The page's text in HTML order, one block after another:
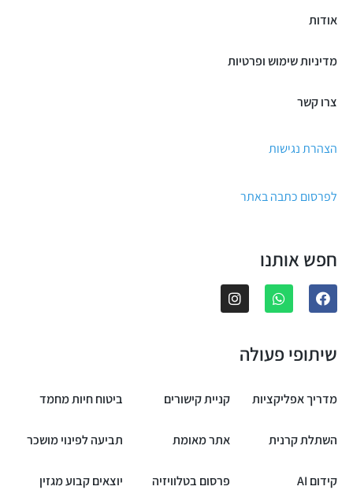
אודות
מדיניות שימוש ופרטיות
צרו קשר
הצהרת נגישות
לפרסום כתבה באתר
חפש אותנו
שיתופי פעולה
מדריך אפליקציות קניית קישורים ביטוח חיות מחמד
השתלת קרנית אתר מאומת תביעה לפינוי מושכר
קידום AI פרסום בטלוויזיה יוצאים קבוע מגזין